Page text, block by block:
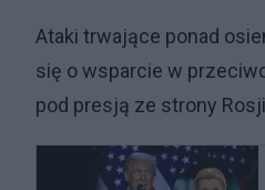
Ataki trwające ponad
się o wsparcie w
pod presją ze strony